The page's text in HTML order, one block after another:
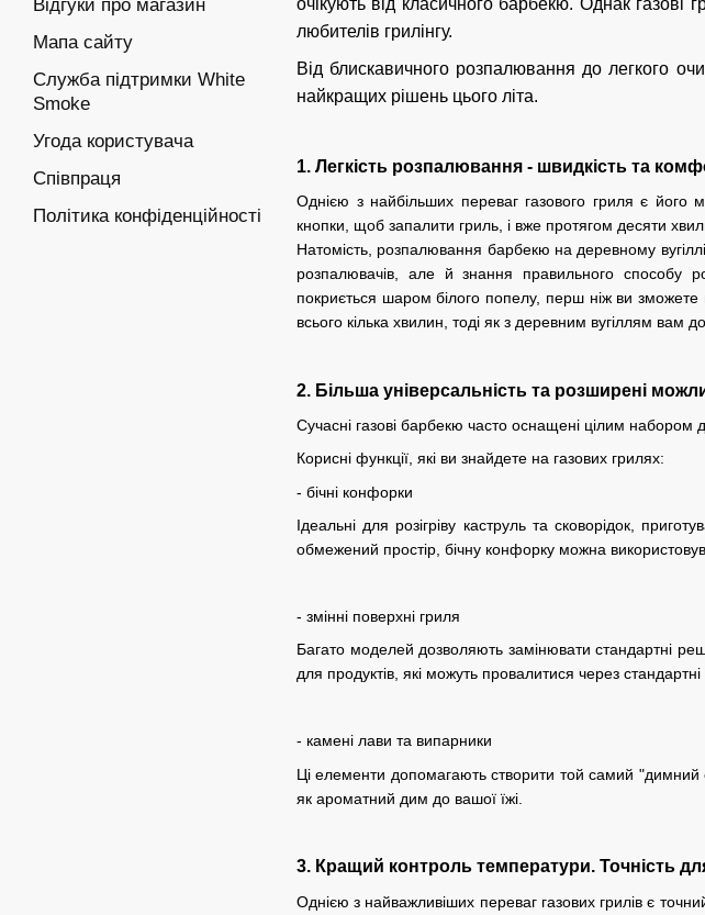
очікують від класичного барбекю. Однак газові
любителів грилінгу.
Від блискавичного розпалювання до легкого
найкращих рішень цього літа.
1. Легкість розпалювання - швидкість та
Однією з найбільших переваг газового гриля є його
кнопки, щоб запалити гриль, і вже протягом десяти
Натомість, розпалювання барбекю на деревному
розпалювачів, але й знання правильного способу
покриється шаром білого попелу, перш ніж ви зможете
всього кілька хвилин, тоді як з деревним вугіллям
2. Більша універсальність та розширені
Сучасні газові барбекю часто оснащені цілим набором
Корисні функції, які ви знайдете на газових грилях:
- бічні конфорки
Ідеальні для розігріву каструль та сковорідок,
обмежений простір, бічну конфорку можна
- змінні поверхні гриля
Багато моделей дозволяють замінювати стандартні
для продуктів, які можуть провалитися через
- камені лави та випарники
Ці елементи допомагають створити той самий "димний
як ароматний дим до вашої їжі.
3. Кращий контроль температури. Точність
Однією з найважливіших переваг газових грилів є
Відгуки про магазин
Мапа сайту
Служба підтримки White
Smoke
Угода користувача
Співпраця
Політика конфіденційності